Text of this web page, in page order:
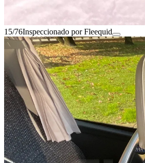
15/76Inspeccionado por Fleequid